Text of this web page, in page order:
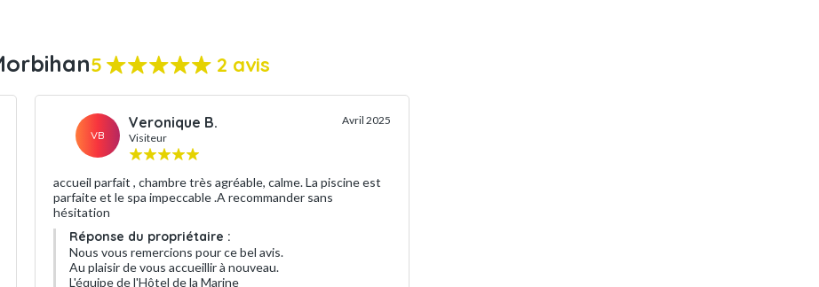
5 2 avis
VB
Veronique B.
Visiteur
Avril 2025
accueil parfait , chambre très agréable, calme. La piscine est
parfaite et le spa impeccable .A recommander sans
hésitation
Réponse du propriétaire :
Nous vous remercions pour ce bel avis.
Au plaisir de vous accueillir à nouveau.
L'équipe de l'Hôtel de la Marine